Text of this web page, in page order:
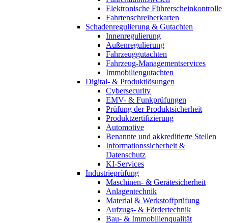
Elektronische Führerscheinkontrolle
Fahrtenschreiberkarten
Schadenregulierung & Gutachten
Innenregulierung
Außenregulierung
Fahrzeuggutachten
Fahrzeug-Managementservices
Immobiliengutachten
Digital- & Produktlösungen
Cybersecurity
EMV- & Funkprüfungen
Prüfung der Produktsicherheit
Produktzertifizierung
Automotive
Benannte und akkreditierte Stellen
Informationssicherheit &
Datenschutz
KI-Services
Industrieprüfung
Maschinen- & Gerätesicherheit
Anlagentechnik
Material & Werkstoffprüfung
Aufzugs- & Fördertechnik
Bau- & Immobilienqualität